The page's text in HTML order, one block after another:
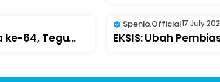
ke-64, Tegu...
Spenio.official17 July
EKSIS: Ubah